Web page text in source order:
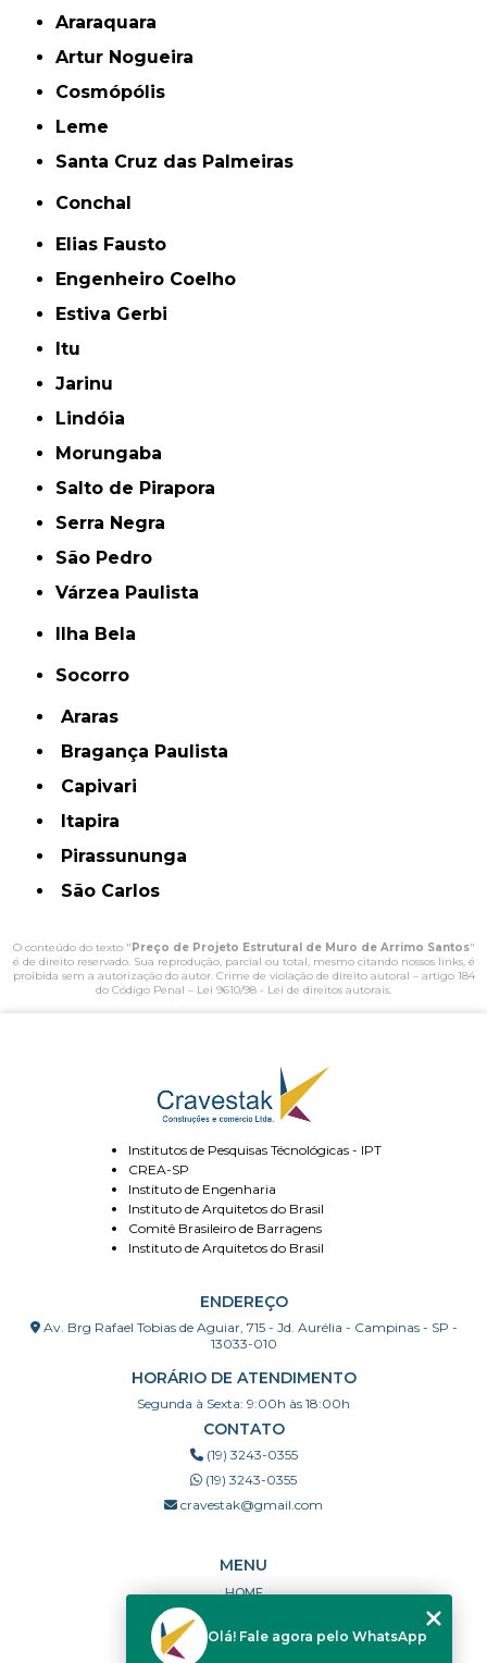
Araraquara
Artur Nogueira
Cosmópólis
Leme
Santa Cruz das Palmeiras
Conchal
Elias Fausto
Engenheiro Coelho
Estiva Gerbi
Itu
Jarinu
Lindóia
Morungaba
Salto de Pirapora
Serra Negra
São Pedro
Várzea Paulista
Ilha Bela
Socorro
Araras
Bragança Paulista
Capivari
Itapira
Pirassununga
São Carlos
O conteúdo do texto "Preço de Projeto Estrutural de Muro de Arrimo Santos"
é de direito reservado. Sua reprodução, parcial ou total, mesmo citando nossos links, é
proibida sem a autorização do autor. Crime de violação de direito autoral – artigo 184
do Código Penal – Lei 9610/98 - Lei de direitos autorais
Institutos de Pesquisas Técnológicas - IPT
CREA-SP
Instituto de Engenharia
Instituto de Arquitetos do Brasil
Comitê Brasileiro de Barragens
Instituto de Arquitetos do Brasil
ENDEREÇO
Av. Brg Rafael Tobias de Aguiar, 715 - Jd. Aurélia - Campinas - SP -
13033-010
HORÁRIO DE ATENDIMENTO
Segunda à Sexta: 9:00h às 18:00h
CONTATO
(19) 3243-0355
(19) 3243-0355
cravestak@gmail.com
MENU
HOME
PORTFÓLIO
Olá! Fale agora pelo WhatsApp